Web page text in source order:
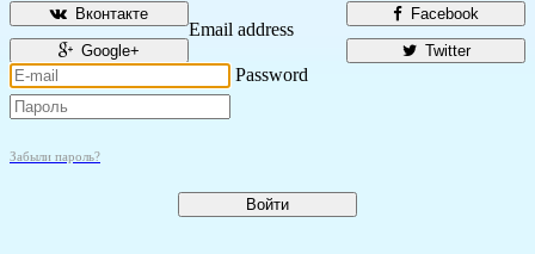
Facebook
Вконтакте
Twitter
Google+
Email address
Password
Забыли пароль?
Войти